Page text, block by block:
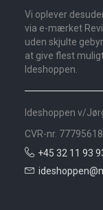
Vi oplever
via e-mærket
uden skjulte
at give flest
Ideshoppen.
Ideshoppen v/
CVR-nr. 77795618
+45 32 11 93